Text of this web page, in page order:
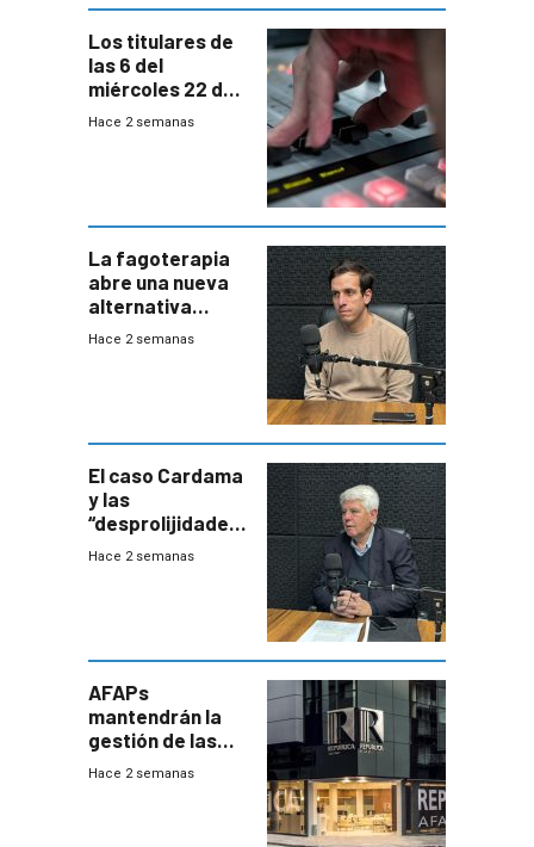
Los titulares de
las 6 del
miércoles 22 de
julio de 2026
Hace 2 semanas
La fagoterapia
abre una nueva
alternativa
contra bacterias
innovadora
Hace 2 semanas
El caso Cardama
y las
“desprolijidades”
que la
Hace 2 semanas
AFAPs
mantendrán la
gestión de las
cuentas
Hace 2 semanas